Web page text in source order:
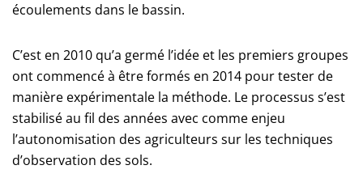
écoulements dans le bassin.
C’est en 2010 qu’a germé l’idée et les premiers groupes
ont commencé à être formés en 2014 pour tester de
manière expérimentale la méthode. Le processus s’est
stabilisé au fil des années avec comme enjeu
l’autonomisation des agriculteurs sur les techniques
d’observation des sols.